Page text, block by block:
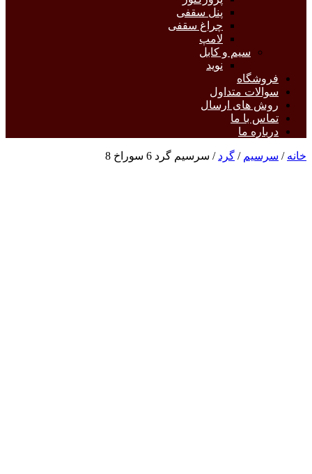
پنل سقفی
چراغ سقفی
لامپ
سیم و کابل
نوید
فروشگاه
سوالات متداول
روش های ارسال
تماس با ما
درباره ما
خانه / سرسیم / گرد / سرسیم گرد 6 سوراخ 8